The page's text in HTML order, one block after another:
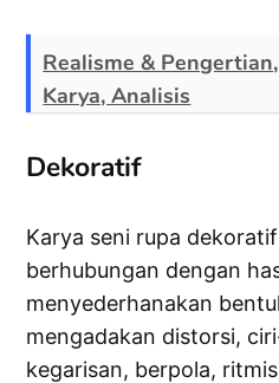
Realisme &
Karya, Analisis
Dekoratif
Karya seni rupa
berhubungan dengan
menyederhanakan
mengadakan distorsi,
kegarisan, berpola,